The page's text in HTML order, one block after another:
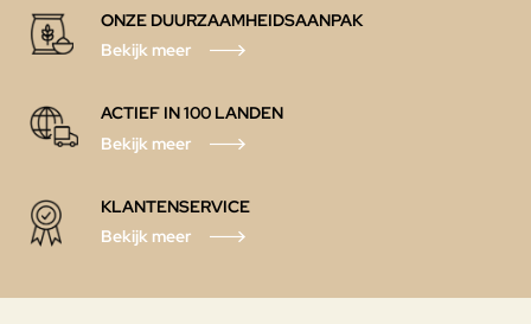
ONZE DUURZAAMHEIDSAANPAK
Bekijk meer
ACTIEF IN 100 LANDEN
Bekijk meer
KLANTENSERVICE
Bekijk meer